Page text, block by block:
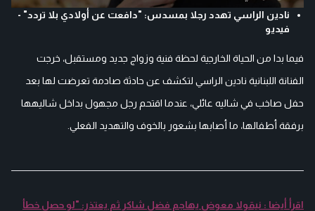
نادين الراسي تهدد رجلا بمسدس: "دافعت عن أولادي بلا تردد" -
فيديو
فيما بدا من الحياة الخارجية لحظة فنية وزواج جديد ومستقبل، خرجت
الفنانة اللبنانية نادين الراسي لتكشف عن حادثة صادمة تعرضت لها بعد
حفل صاخب في شاليه عائلي، عندما اقتحم رجل مجهول بداخل شاليهها
برفقة أطفالها، ما أصابها بشعور بالخوف والتهديد الفعلي.
اقرأ أيضا : نيقولا معوض يهاجم فضل شاكر ثم يعتذر: "لو حصل خطأ